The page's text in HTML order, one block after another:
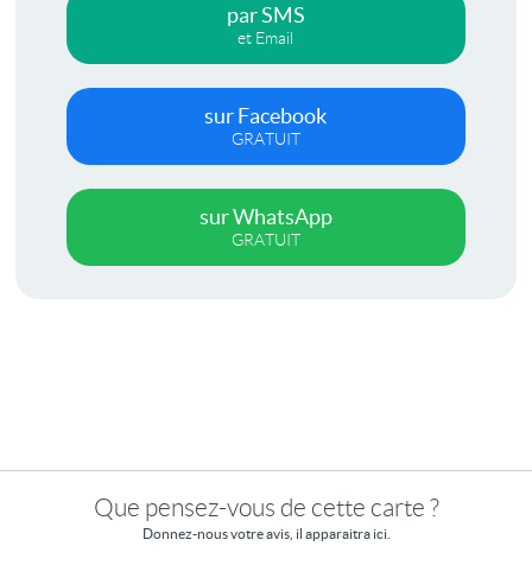
par SMS
et Email
sur Facebook
GRATUIT
sur WhatsApp
GRATUIT
Que pensez-vous de cette carte ?
Donnez-nous votre avis, il apparaitra ici.